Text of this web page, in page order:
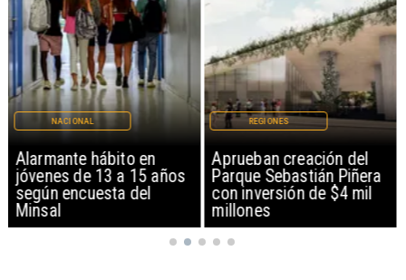
Alarmante hábito en
jóvenes de 13 a 15 años
según encuesta del
Minsal
NACIONAL
Aprueban creación del
Parque Sebastián Piñera
con inversión de $4 mil
millones
REGIONES